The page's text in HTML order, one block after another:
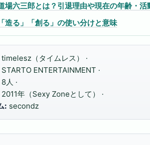
場六三郎とは？引退理由や現在の年齢・
造る」「創る」の使い分けと意味
timelesz（タイムレス） ·
STARTO ENTERTAINMENT ·
8人 ·
2011年（Sexy Zoneとして） ·
: secondz